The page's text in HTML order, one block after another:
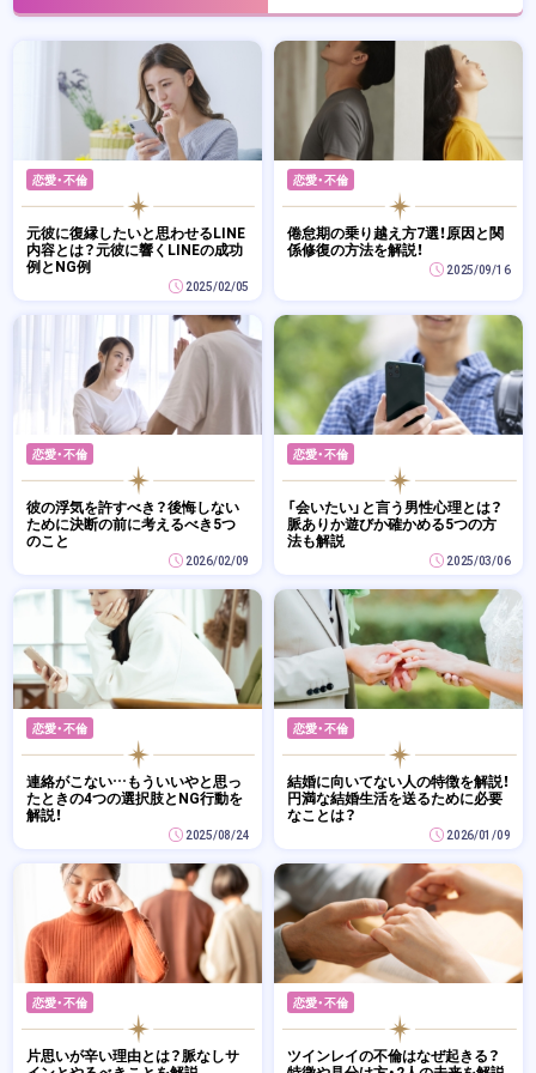
恋愛・不倫
元彼に復縁したいと思わせるLINE
内容とは？元彼に響くLINEの成功
例とNG例
2025/02/05
恋愛・不倫
倦怠期の乗り越え方7選！原因と関
係修復の方法を解説！
2025/09/16
恋愛・不倫
彼の浮気を許すべき？後悔しない
ために決断の前に考えるべき5つ
のこと
2026/02/09
恋愛・不倫
「会いたい」と言う男性心理とは？
脈ありか遊びか確かめる5つの方
法も解説
2025/03/06
恋愛・不倫
連絡がこない…もういいやと思っ
たときの4つの選択肢とNG行動を
解説！
2025/08/24
恋愛・不倫
結婚に向いてない人の特徴を解説！
円満な結婚生活を送るために必要
なことは？
2026/01/09
恋愛・不倫
片思いが辛い理由とは？脈なしサ
恋愛・不倫
ツインレイの不倫はなぜ起きる？